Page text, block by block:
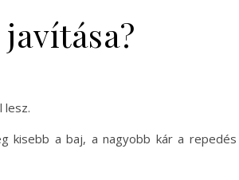
lesz.
kisebb a baj, a nagyobb kár a repedés